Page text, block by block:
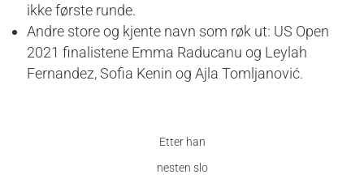
ikke første runde.
Andre store og kjente navn som røk ut: US Open
2021 finalistene Emma Raducanu og Leylah
Fernandez, Sofia Kenin og Ajla Tomljanović.
Etter han
nesten slo